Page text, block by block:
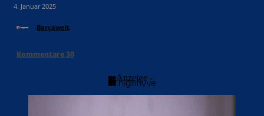
4. Januar 2025
Barçawelt
Kommentare30
- Anzeige -